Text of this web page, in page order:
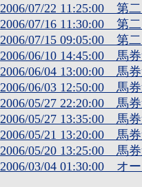
2006/07/22 11:25:00 第
2006/07/16 11:30:00 第
2006/07/15 09:05:00 第
2006/06/10 14:45:00 馬
2006/06/04 13:00:00 馬
2006/06/03 12:50:00 馬
2006/05/27 22:20:00 馬
2006/05/27 13:35:00 馬
2006/05/21 13:20:00 馬
2006/05/20 13:25:00 馬
2006/03/04 01:30:00 オ